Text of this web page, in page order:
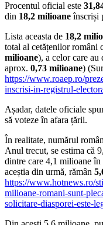
Procentul oficial este
din 18,2 milioaneînscriși
Lista aceasta de 18,2
total al cetățenilor români
milioane), a celor care
aprox. 0,73 milioane)
https://www.roaep.ro/
inscrisi-in-registrul-
Așadar, datele oficiale
să voteze în afara țării.
În realitate, numărul
Anul trecut, se estima că
dintre care 4,1 milioane
aceștia din urmă, rămân
https://www.hotnews.ro/
milioane-romani-sunt-
solicitare-diasporei-este-